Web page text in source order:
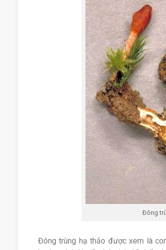
Đông
Đông trùng hạ thảo được xem là